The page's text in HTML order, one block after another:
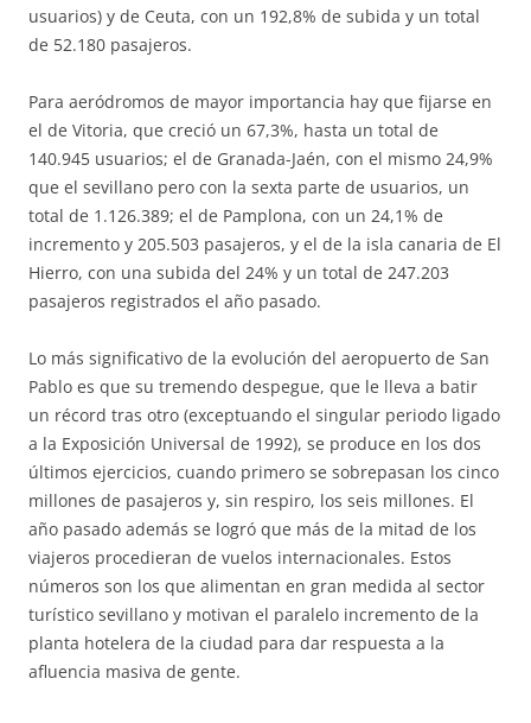
usuarios) y de Ceuta, con un 192,8% de subida y un total
de 52.180 pasajeros.
Para aeródromos de mayor importancia hay que fijarse en
el de Vitoria, que creció un 67,3%, hasta un total de
140.945 usuarios; el de Granada-Jaén, con el mismo 24,9%
que el sevillano pero con la sexta parte de usuarios, un
total de 1.126.389; el de Pamplona, con un 24,1% de
incremento y 205.503 pasajeros, y el de la isla canaria de El
Hierro, con una subida del 24% y un total de 247.203
pasajeros registrados el año pasado.
Lo más significativo de la evolución del aeropuerto de San
Pablo es que su tremendo despegue, que le lleva a batir
un récord tras otro (exceptuando el singular periodo ligado
a la Exposición Universal de 1992), se produce en los dos
últimos ejercicios, cuando primero se sobrepasan los cinco
millones de pasajeros y, sin respiro, los seis millones. El
año pasado además se logró que más de la mitad de los
viajeros procedieran de vuelos internacionales. Estos
números son los que alimentan en gran medida al sector
turístico sevillano y motivan el paralelo incremento de la
planta hotelera de la ciudad para dar respuesta a la
afluencia masiva de gente.